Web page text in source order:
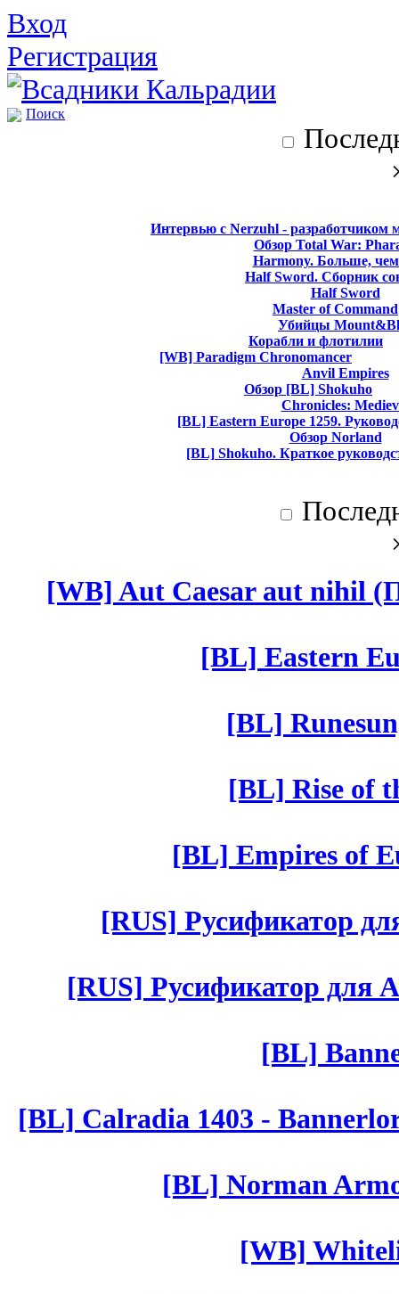
Вход
Регистрация
Поиск
Интервью с Nerzuhl - разработчиком
Обзор Total War:
Harmony. Больше,
Half Sword. Сборник
Half Sword
Master of Command
Убийцы
Корабли и флотилии
[WB] Paradigm Chronomancer
Anvil Empires
Обзор [BL] Shokuho
Chronicles:
[BL] Eastern Europe 1259.
Обзор Norland
[BL] Shokuho. Краткое
[WB] Aut Caesar aut nihil
[BL] Eastern
[BL]
[BL] Rise of
[BL] Empires of
[RUS] Русификатор
[RUS] Русификатор для
[BL]
[BL] Calradia 1403 -
[BL] Norman
[WB]